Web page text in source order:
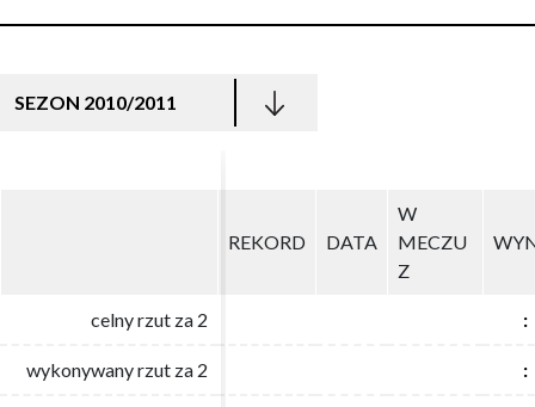
SEZON 2010/2011
REKORD DATA
W
MECZU
Z
celny rzut za 2
wykonywany rzut za 2
REKORD DATA
W
MECZU
Z
celny rzut za 2 :
wykonywany rzut za 2 :